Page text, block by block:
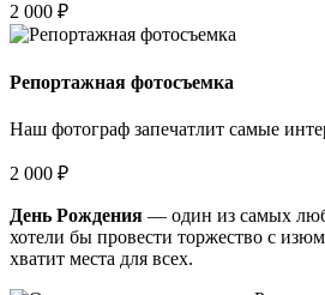
2 000 ₽
Репортажная фотосъемка
Наш фотограф запечатлит самые
2 000 ₽
День Рождения — один из самых
хотели бы провести торжество с
хватит места для всех.